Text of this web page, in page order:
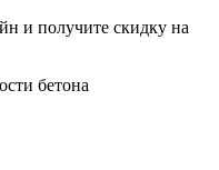
и получите скидку на
бетона